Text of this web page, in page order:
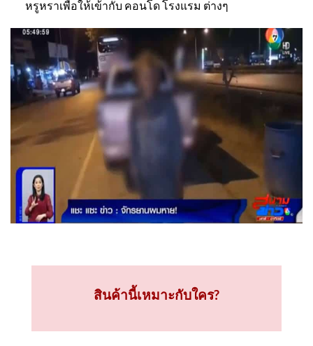
หรูหราเพื่อให้เข้ากับ คอนโด โรงแรม ต่างๆ
สินค้านี้เหมาะกับใคร?